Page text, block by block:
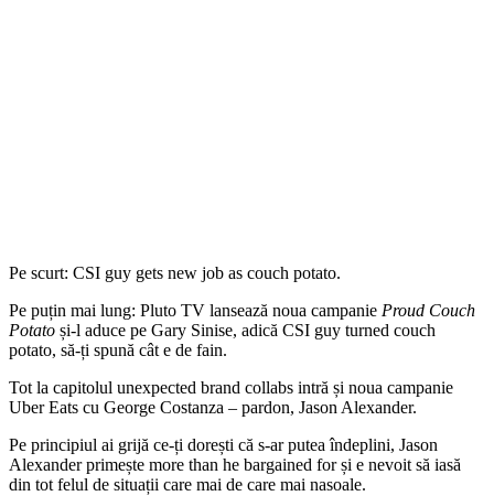
Pe scurt: CSI guy gets new job as couch potato.
Pe puțin mai lung: Pluto TV lansează noua campanie Proud Couch
Potato și-l aduce pe Gary Sinise, adică CSI guy turned couch
potato, să-ți spună cât e de fain.
Tot la capitolul unexpected brand collabs intră și noua campanie
Uber Eats cu George Costanza – pardon, Jason Alexander.
Pe principiul ai grijă ce-ți dorești că s-ar putea îndeplini, Jason
Alexander primește more than he bargained for și e nevoit să iasă
din tot felul de situații care mai de care mai nasoale.